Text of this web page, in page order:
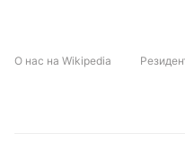
ставку на победу
О нас на Wikipedia